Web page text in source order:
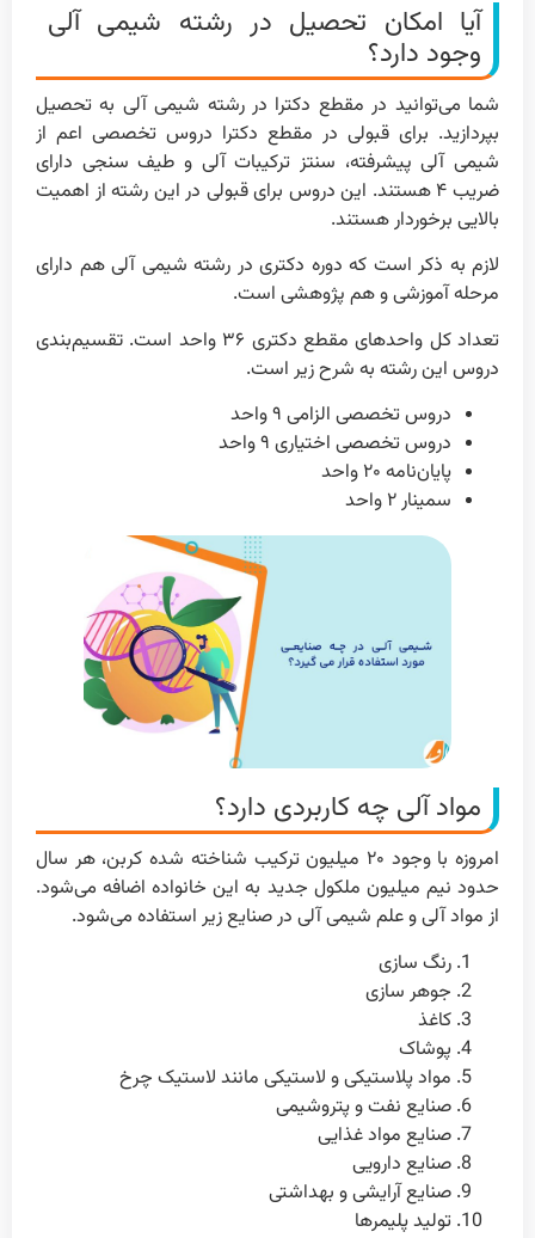
آیا امکان تحصیل در رشته شیمی آلی
وجود دارد؟
شما می‌توانید در مقطع دکترا در رشته شیمی آلی به تحصیل
بپردازید. برای قبولی در مقطع دکترا دروس تخصصی اعم از
شیمی آلی پیشرفته، سنتز ترکیبات آلی و طیف سنجی دارای
ضریب ۴ هستند. این دروس برای قبولی در این رشته از اهمیت
بالایی برخوردار هستند.
لازم به ذکر است که دوره دکتری در رشته شیمی آلی هم دارای
مرحله آموزشی و هم پژوهشی است.
تعداد کل واحدهای مقطع دکتری ۳۶ واحد است. تقسیم‌بندی
دروس این رشته به شرح زیر است.
دروس تخصصی الزامی ۹ واحد
دروس تخصصی اختیاری ۹ واحد
پایان‌نامه ۲۰ واحد
سمینار ۲ واحد
مواد آلی چه کاربردی دارد؟
امروزه با وجود ۲۰ میلیون ترکیب شناخته شده کربن، هر سال
حدود نیم میلیون ملکول جدید به این خانواده اضافه می‌شود.
از مواد آلی و علم شیمی آلی در صنایع زیر استفاده می‌شود.
رنگ سازی
جوهر سازی
کاغذ
پوشاک
مواد پلاستیکی و لاستیکی مانند لاستیک چرخ
صنایع نفت و پتروشیمی
صنایع مواد غذایی
صنایع دارویی
صنایع آرایشی و بهداشتی
تولید پلیمرها